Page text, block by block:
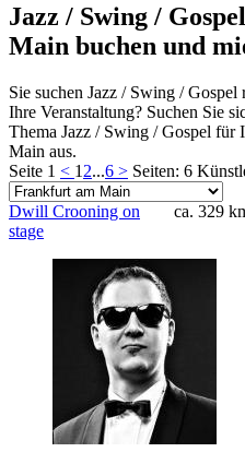
Jazz / Swing /
Main buchen und
Sie suchen Jazz / Swing /
Ihre Veranstaltung? Suchen Sie
Thema Jazz / Swing / Gospel für
Main aus.
Seite 1 < 1 2...6 > Seiten: 6
ca. 329
Dwill Crooning on
stage